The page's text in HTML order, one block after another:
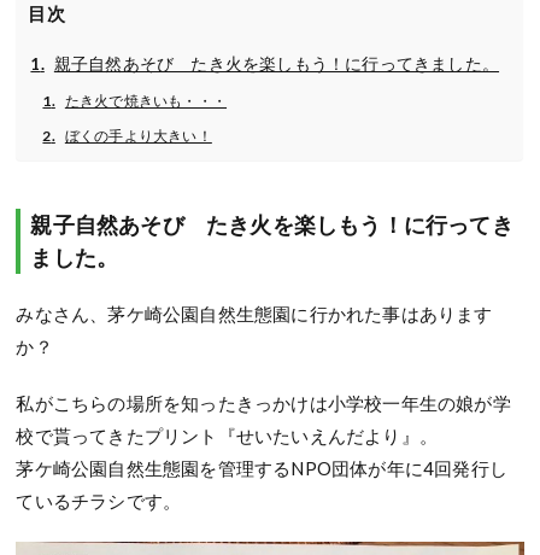
目次
親子自然あそび たき火を楽しもう！に行ってきました。
たき火で焼きいも・・・
ぼくの手より大きい！
親子自然あそび たき火を楽しもう！に行ってき
ました。
みなさん、茅ケ崎公園自然生態園に行かれた事はあります
か？
私がこちらの場所を知ったきっかけは小学校一年生の娘が学
校で貰ってきたプリント『せいたいえんだより』。
茅ケ崎公園自然生態園を管理するNPO団体が年に4回発行し
ているチラシです。